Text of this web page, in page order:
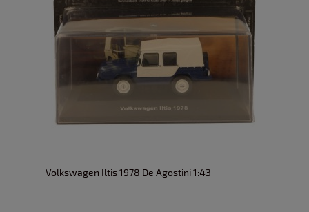
Volkswagen Iltis 1978 De Agostini 1:43